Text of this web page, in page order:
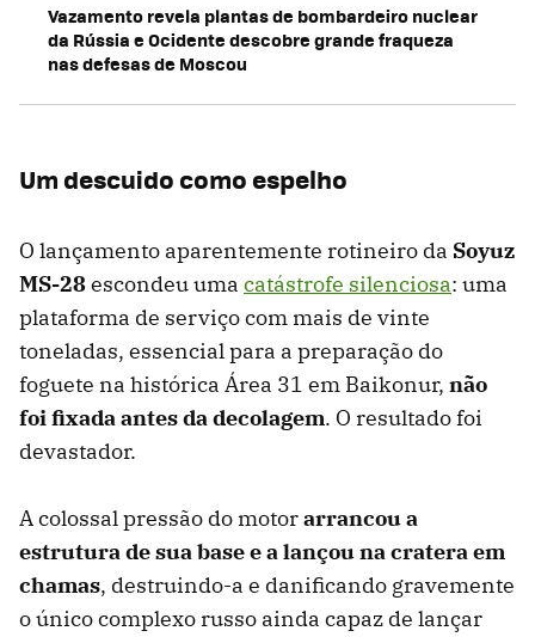
Vazamento revela plantas de bombardeiro nuclear
da Rússia e Ocidente descobre grande fraqueza
nas defesas de Moscou
Um descuido como espelho
O lançamento aparentemente rotineiro da Soyuz
MS-28escondeu uma catástrofe silenciosa: uma
plataforma de serviço com mais de vinte
toneladas, essencial para a preparação do
foguete na histórica Área 31 em Baikonur, não
foi fixada antes da decolagem. O resultado foi
devastador.
A colossal pressão do motorarrancou a
estrutura de sua base e a lançou na cratera em
chamas, destruindo-a e danificando gravemente
o único complexo russo ainda capaz de lançar